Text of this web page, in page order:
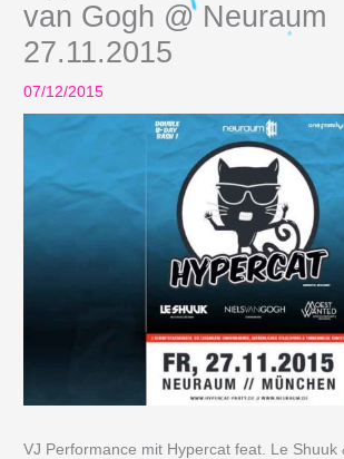
van Gogh @ Neuraum
27.11.2015
07/12/2015
VJ Performance mit Hypercat feat. Le Shuuk